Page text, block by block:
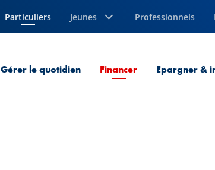
Particuliers
Page courante Jeunes Professionnels
Gérer le quotidien FinancerPage courante
Epargner &